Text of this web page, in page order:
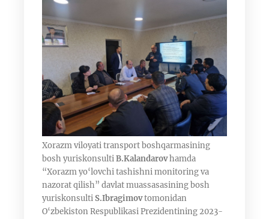
Xorazm viloyati transport boshqarmasining
bosh yuriskonsultiB.Kalandarovhamda
“Xorazm yo‘lovchi tashishni monitoring va
nazorat qilish” davlat muassasasining bosh
yuriskonsultiS.Ibragimovtomonidan
O‘zbekiston Respublikasi Prezidentining 2023-